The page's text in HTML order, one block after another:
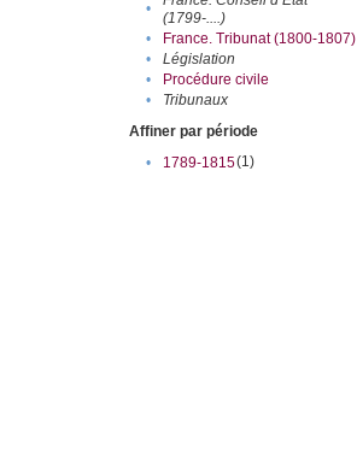
•
(1799-....)
• France. Tribunat (1800-1807)
•
Législation
•
Procédure civile
•
Tribunaux
Affiner par période
•
1789-1815(1)